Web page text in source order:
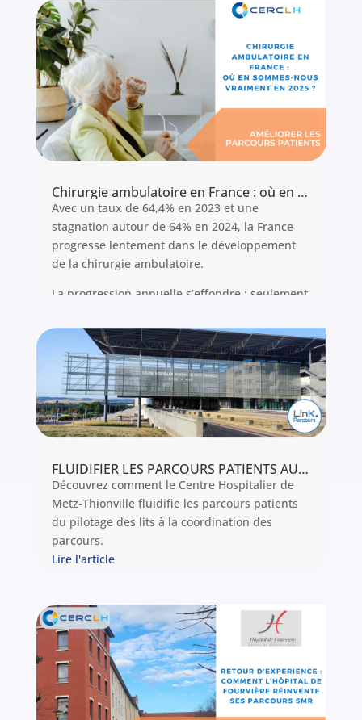
Lire l'article
Chirurgie ambulatoire en France : où en sommes-nous vraiment en 2025 ?
Avec un taux de 64,4% en 2023 et une
stagnation autour de 64% en 2024, la France
progresse lentement dans le développement
de la chirurgie ambulatoire.
La progression annuelle s’effondre : seulement
hausse depuis quinze ans hors période Covid.
L’objectif des 80% ne serait atteint qu’en 2043
au rythme actuel.
Analyse des données officielles et des solutions
concrètes pour accélérer cette transformation.
Lire l'article
FLUIDIFIER LES PARCOURS PATIENTS AU CHR DE METZ-THIONVILLE
Découvrez comment le Centre Hospitalier de
Metz-Thionville fluidifie les parcours patients
du pilotage des lits à la coordination des
parcours.
Lire l'article